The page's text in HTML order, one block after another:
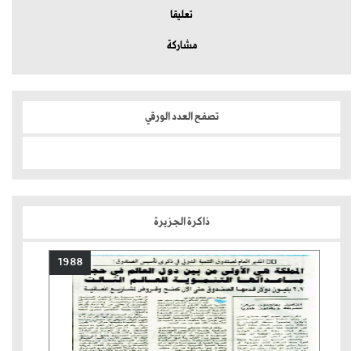
تعليقا
مشاركة
تصفح العدد الورقي
ذاكرة الجزيرة
1988